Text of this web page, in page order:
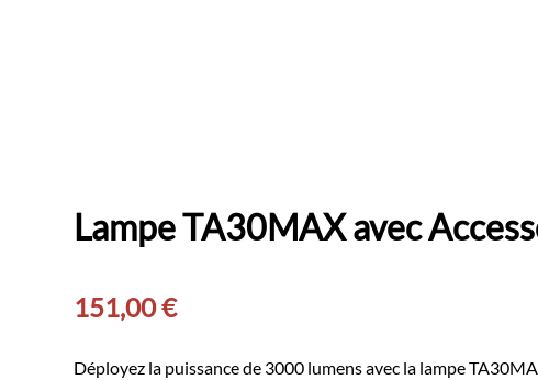
Lampe TA30MAX avec
151,00€
Déployez la puissance de 3000 lumens avec la lampe